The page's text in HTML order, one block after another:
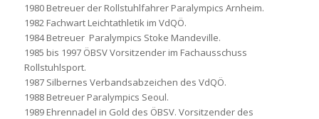
1980 Betreuer der Rollstuhlfahrer Paralympics Arnheim.
1982 Fachwart Leichtathletik im VdQÖ.
1984 Betreuer Paralympics Stoke Mandeville.
1985 bis 1997 ÖBSV Vorsitzender im Fachausschuss
Rollstuhlsport.
1987 Silbernes Verbandsabzeichen des VdQÖ.
1988 Betreuer Paralympics Seoul.
1989 Ehrennadel in Gold des ÖBSV. Vorsitzender des